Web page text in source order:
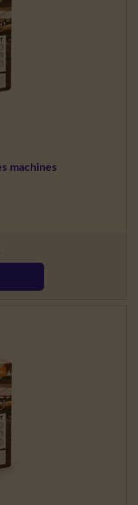
machines